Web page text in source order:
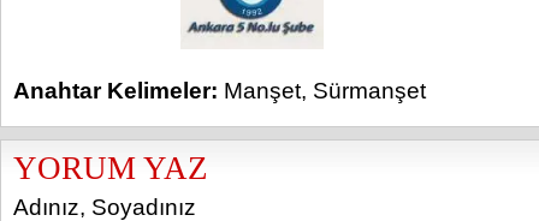
Anahtar Kelimeler: Manşet, Sürmanşet
YORUM YAZ
Adınız, Soyadınız